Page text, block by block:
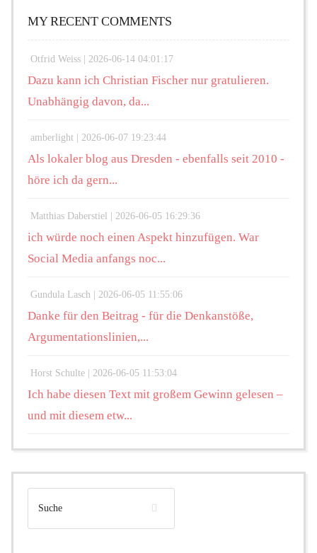
MY RECENT COMMENTS
Otfrid Weiss | 2026-06-14 04:01:17
Dazu kann ich Christian Fischer nur gratulieren.
Unabhängig davon, da...
amberlight | 2026-06-07 19:23:44
Als lokaler blog aus Dresden - ebenfalls seit 2010 -
höre ich da gern...
Matthias Daberstiel | 2026-06-05 16:29:36
ich würde noch einen Aspekt hinzufügen. War
Social Media anfangs noc...
Gundula Lasch | 2026-06-05 11:55:06
Danke für den Beitrag - für die Denkanstöße,
Argumentationslinien,...
Horst Schulte | 2026-06-05 11:53:04
Ich habe diesen Text mit großem Gewinn gelesen –
und mit diesem etw...